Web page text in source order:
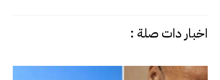
اخبار دات صلة :